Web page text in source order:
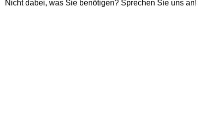
Nicht dabei, was Sie benötigen? Sprechen Sie uns an!